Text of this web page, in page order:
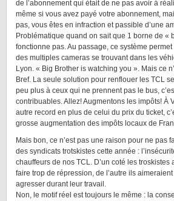
de l’abonnement qui était de ne pas avoir à
même si vous avez payé votre abonnement,
pas, vous êtes en infraction et passible d’une
Problématique quand on sait que 1 borne de «
fonctionne pas. Au passage, ce système
des multiples cameras se trouvant dans les
Lyon. « Big Brother is watching you ». Mais ce
Bref. La seule solution pour renflouer les TCL
peu plus à ceux qui ne prennent pas le bus,
contribuables. Allez! Augmentons les impôts! À
autre record en plus de celui du prix du ticket,
grosse augmentation des impôts locaux de
Mais bon, ce n’est pas une raison pour ne pas
des syndicats trotskistes cette année :
chauffeurs de nos TCL. D’un coté les troskistes
faire trop de répression, de l’autre ils
agresser durant leur travail.
Non, le motif réel est toujours le même : la